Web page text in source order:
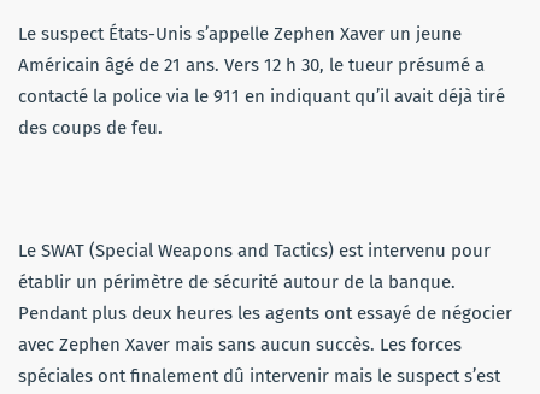
Le suspect États-Unis s’appelle Zephen Xaver un jeune
Américain âgé de 21 ans. Vers 12 h 30, le tueur présumé a
contacté la police via le 911 en indiquant qu’il avait déjà tiré
des coups de feu.
Le SWAT (Special Weapons and Tactics) est intervenu pour
établir un périmètre de sécurité autour de la banque.
Pendant plus deux heures les agents ont essayé de négocier
avec Zephen Xaver mais sans aucun succès. Les forces
spéciales ont finalement dû intervenir mais le suspect s’est